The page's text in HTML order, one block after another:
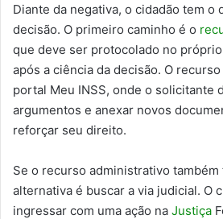
Diante da negativa, o cidadão tem o
decisão. O primeiro caminho é o
que deve ser protocolado no
após a ciência da decisão. O
portal Meu INSS, onde o solicitante
argumentos e anexar novos
reforçar seu direito.
Se o recurso administrativo também
alternativa é buscar a via judicial. O
ingressar com uma ação na Justiça